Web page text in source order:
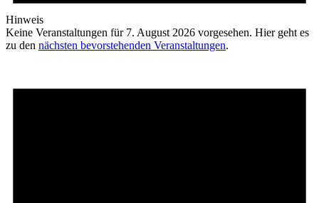
Hinweis
Keine Veranstaltungen für 7. August 2026 vorgesehen. Hier geht es
zu den nächsten bevorstehenden Veranstaltungen.